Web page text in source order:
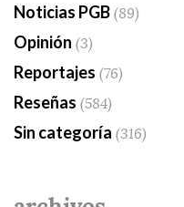
Noticias PGB(89)
Opinión (3)
Reportajes (76)
Reseñas (584)
Sin categoría (316)